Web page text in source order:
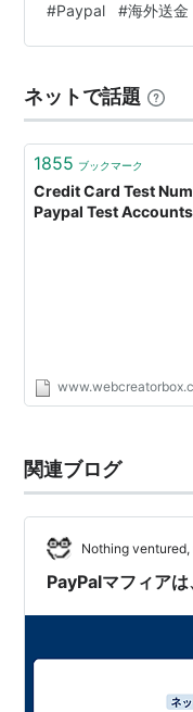
300,001円 - 1,000,000円
1,000,001円 -
10,000,000円以上
アカウントの種類
パーソナルアカウン
オンラインショッピ
オンラインショッピ
る個人ユーザーや、
オンラインショッピ
る法人、またはグル
会社名（法人名）で
可能。
関連サービス
PayPal（日本語） -
「クライアントから
す。 一部のクライ
されている」という
てもクレジットカー
るのです。 こ…
#Paypal #海外送金
ネットで話題
1855 ブックマーク
Credit Card Test
Paypal Test Accounts
関連ブログ
Nothing
PayPalマフィア